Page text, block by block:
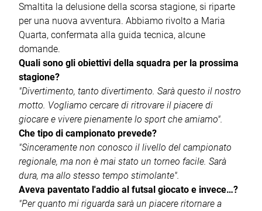
Smaltita la delusione della scorsa stagione, si riparte
per una nuova avventura. Abbiamo rivolto a Maria
Quarta, confermata alla guida tecnica, alcune
domande.
Quali sono gli obiettivi della squadra per la prossima
stagione?
"Divertimento, tanto divertimento. Sarà questo il nostro
motto. Vogliamo cercare di ritrovare il piacere di
giocare e vivere pienamente lo sport che amiamo".
Che tipo di campionato prevede?
"Sinceramente non conosco il livello del campionato
regionale, ma non è mai stato un torneo facile. Sarà
dura, ma allo stesso tempo stimolante".
Aveva paventato l'addio al futsal giocato e invece…?
"Per quanto mi riguarda sarà un piacere ritornare a